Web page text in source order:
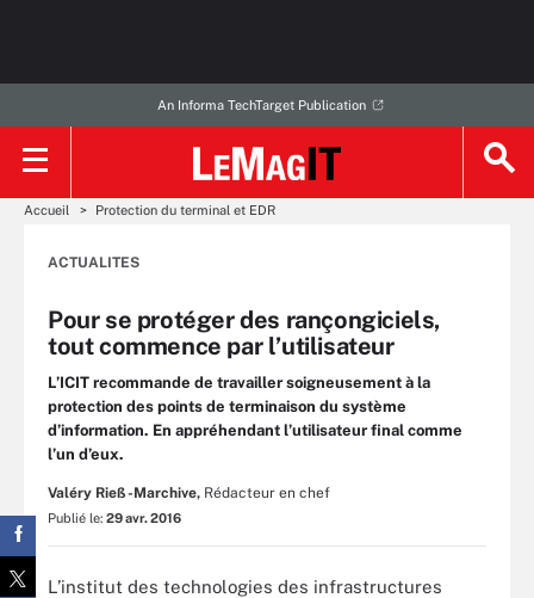
An Informa TechTarget Publication
Accueil Protection du terminal et EDR
ACTUALITES
Pour se protéger des rançongiciels,
tout commence par l’utilisateur
L’ICIT recommande de travailler soigneusement à la
protection des points de terminaison du système
d’information. En appréhendant l’utilisateur final comme
l’un d’eux.
Valéry Rieß-Marchive, Rédacteur en chef
Publié le: 29 avr. 2016
L’institut des technologies des infrastructures